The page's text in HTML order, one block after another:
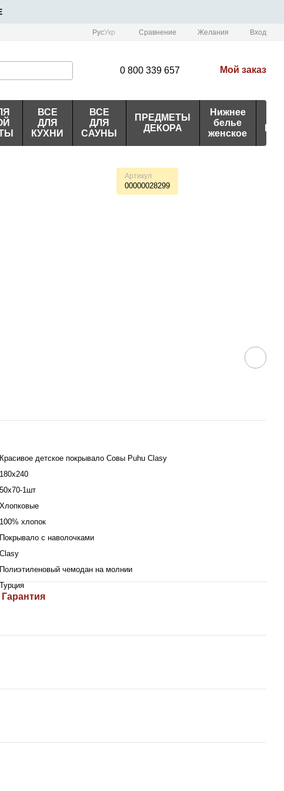
РусУкр Сравнение Желания Вход
0 800 339 657 Мой заказ
ВСЕ
ДЛЯ
КУХНИ
ВСЕ
ДЛЯ
САУНЫ
ПРЕДМЕТЫ
ДЕКОРА
Нижнее
белье
женское
Артикул
00000028299
Красивое детское покрывало Совы Puhu Clasy
180x240
50х70-1шт
Хлопковые
100% хлопок
Покрывало с наволочками
Clasy
Полиэтиленовый чемодан на молнии
Турция
Гарантия